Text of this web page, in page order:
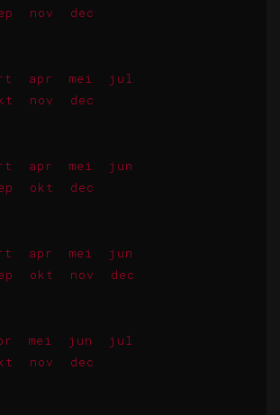
nov dec
apr mei
jul
nov dec
apr mei
jun
okt dec
apr mei
jun
okt nov dec
mei jun
jul
nov dec